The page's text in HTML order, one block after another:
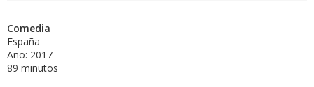
Comedia
España
Año: 2017
89 minutos